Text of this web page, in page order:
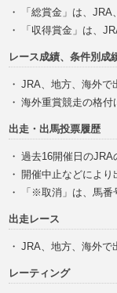
・
「総賞金」は、
・
「収得賞金」は、
レース成績、条件別成
・ JRA、地方、海外で
・ 海外重賞競走の格付
出走・出馬投票履歴
・ 過去16開催日のJRA
・ 開催中止などにより
・
「※取消」は、馬番
出走レース
・ JRA、地方、海外で
レーティング